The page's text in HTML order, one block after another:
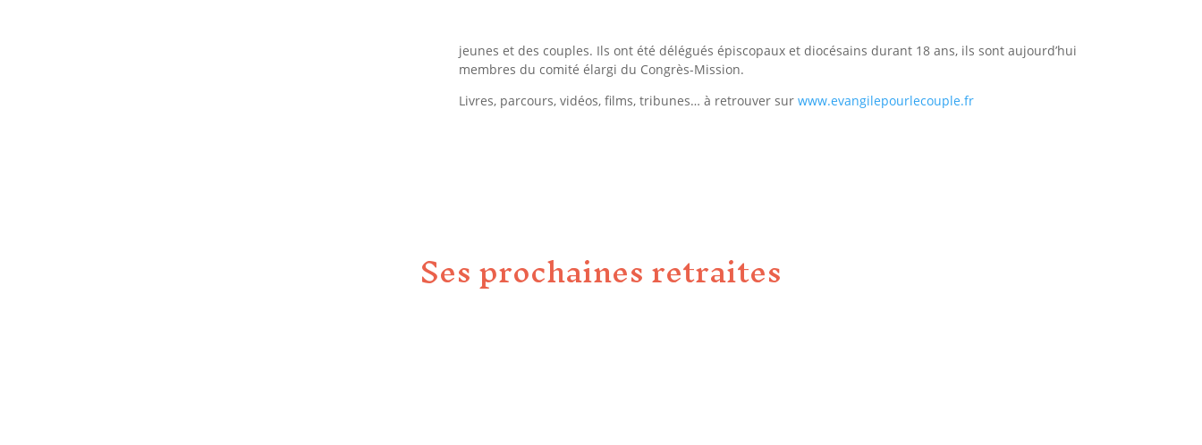
jeunes et des couples. Ils ont été délégués épiscopaux et diocésains durant 18 ans, ils sont aujourd’hui
membres du comité élargi du Congrès-Mission.
Livres, parcours, vidéos, films, tribunes… à retrouver sur www.evangilepourlecouple.fr
Ses prochaines retraites